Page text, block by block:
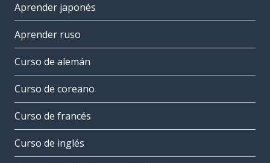
Aprender japonés
Aprender ruso
Curso de alemán
Curso de coreano
Curso de francés
Curso de inglés